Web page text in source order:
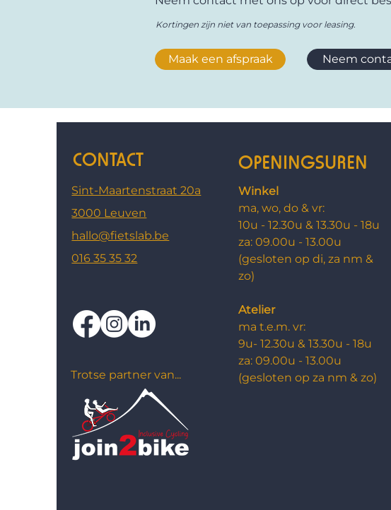
Kortingen zijn niet van toepassing voor leasing.
Maak een afspraak Neem
CONTACT
Sint-Maartenstraat 20a
3000 Leuven
hallo@fietslab.be
016 35 35 32
Trotse partner van...
OPENINGSUREN
Winkel
ma, wo, do & vr:
10u - 12.30u & 13.30u - 18u
za: ​09.00u - 13.00u
(gesloten op di, za nm &
zo)
Atelier
ma t.e.m. vr:
9u- 12.30u & 13.30u - 18u
za: 09.00u - 13.00u
​(gesloten op za nm & zo)